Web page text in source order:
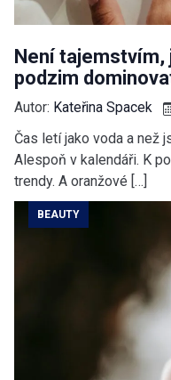
Není tajemstvím,
podzim
Autor: Kateřina Spacek
Čas letí jako voda a než
Alespoň v kalendáři. K
trendy. A oranžové […]
BEAUTY